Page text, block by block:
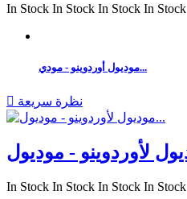
In Stock In Stock In Stock In Stock
موديول أوردوينو - مودي...
 نظرة سريعة
In Stock In Stock In Stock In Stock